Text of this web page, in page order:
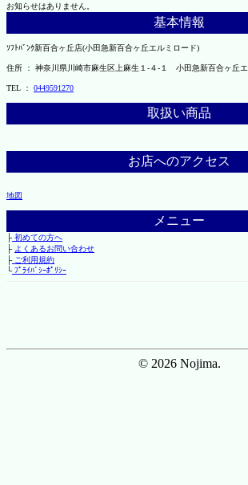
お知らせはありません。
基本情報
ｿﾌﾄﾊﾞﾝｸ新百合ヶ丘店(小田急新百合ヶ丘エルミロード)
住所 ： 神奈川県川崎市麻生区上麻生１-４-１ 小田急新百合ヶ丘エ
TEL ： 0449591270
取扱い商品
お店へのアクセス
地図
メニュー
├初めての方へ
├ よくあるお問い合わせ
├ご利用規約
└ﾌﾟﾗｲﾊﾞｼｰﾎﾟﾘｼｰ
© 2026 Nojima.